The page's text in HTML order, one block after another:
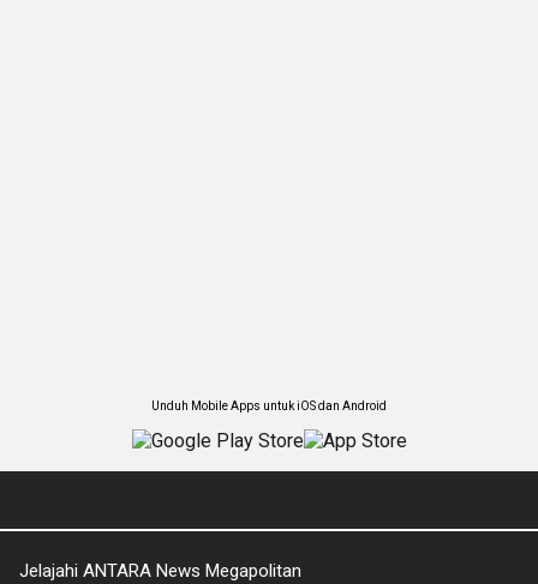
Unduh Mobile Apps untuk iOS dan Android
Jelajahi ANTARA News Megapolitan